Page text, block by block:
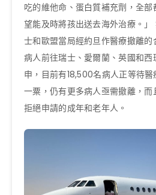
吃的維他命、蛋白質補充劑，全
望能及時將孩出送去海外治療。
士和歐盟當局經約旦作醫療撤離
病人前往瑞士、愛爾蘭、英國和
申，目前有18,500名病人正等待
一粟，仍有更多病人亟需撤離，
拒絕申請的成年和老年人。